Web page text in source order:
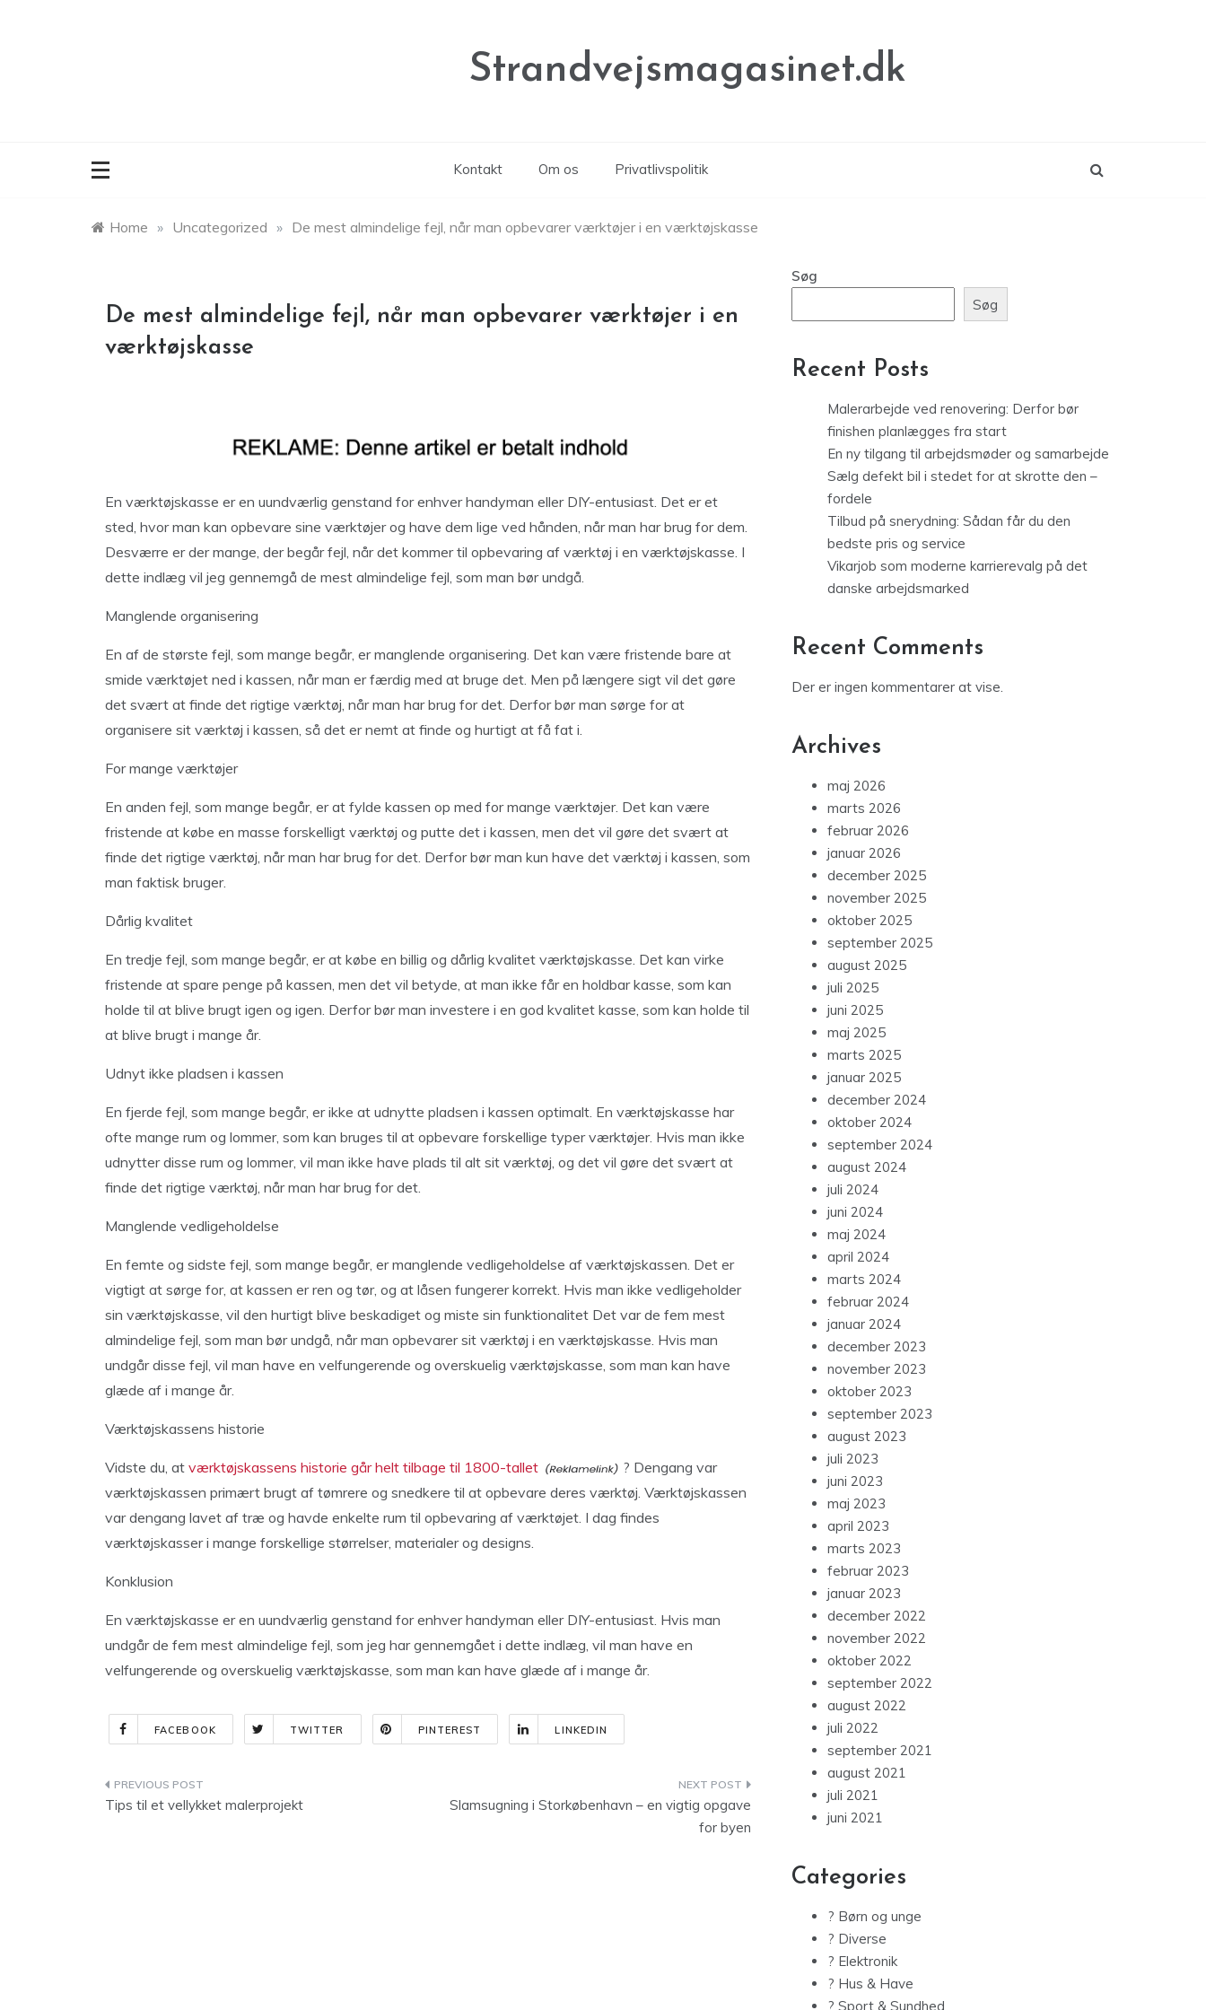
Strandvejsmagasinet.dk
Kontakt Om os Privatlivspolitik
Home » Uncategorized » De mest almindelige fejl, når man opbevarer værktøjer i en værktøjskasse
De mest almindelige fejl, når man opbevarer værktøjer i en
værktøjskasse
En værktøjskasse er en uundværlig genstand for enhver handyman eller DIY-entusiast. Det er et
sted, hvor man kan opbevare sine værktøjer og have dem lige ved hånden, når man har brug for dem.
Desværre er der mange, der begår fejl, når det kommer til opbevaring af værktøj i en værktøjskasse. I
dette indlæg vil jeg gennemgå de mest almindelige fejl, som man bør undgå.
Manglende organisering
En af de største fejl, som mange begår, er manglende organisering. Det kan være fristende bare at
smide værktøjet ned i kassen, når man er færdig med at bruge det. Men på længere sigt vil det gøre
det svært at finde det rigtige værktøj, når man har brug for det. Derfor bør man sørge for at
organisere sit værktøj i kassen, så det er nemt at finde og hurtigt at få fat i.
For mange værktøjer
En anden fejl, som mange begår, er at fylde kassen op med for mange værktøjer. Det kan være
fristende at købe en masse forskelligt værktøj og putte det i kassen, men det vil gøre det svært at
finde det rigtige værktøj, når man har brug for det. Derfor bør man kun have det værktøj i kassen, som
man faktisk bruger.
Dårlig kvalitet
En tredje fejl, som mange begår, er at købe en billig og dårlig kvalitet værktøjskasse. Det kan virke
fristende at spare penge på kassen, men det vil betyde, at man ikke får en holdbar kasse, som kan
holde til at blive brugt igen og igen. Derfor bør man investere i en god kvalitet kasse, som kan holde til
at blive brugt i mange år.
Udnyt ikke pladsen i kassen
En fjerde fejl, som mange begår, er ikke at udnytte pladsen i kassen optimalt. En værktøjskasse har
ofte mange rum og lommer, som kan bruges til at opbevare forskellige typer værktøjer. Hvis man ikke
udnytter disse rum og lommer, vil man ikke have plads til alt sit værktøj, og det vil gøre det svært at
finde det rigtige værktøj, når man har brug for det.
Manglende vedligeholdelse
En femte og sidste fejl, som mange begår, er manglende vedligeholdelse af værktøjskassen. Det er
vigtigt at sørge for, at kassen er ren og tør, og at låsen fungerer korrekt. Hvis man ikke vedligeholder
sin værktøjskasse, vil den hurtigt blive beskadiget og miste sin funktionalitet Det var de fem mest
almindelige fejl, som man bør undgå, når man opbevarer sit værktøj i en værktøjskasse. Hvis man
undgår disse fejl, vil man have en velfungerende og overskuelig værktøjskasse, som man kan have
glæde af i mange år.
Værktøjskassens historie
Vidste du, at værktøjskassens historie går helt tilbage til 1800-tallet
? Dengang var
værktøjskassen primært brugt af tømrere og snedkere til at opbevare deres værktøj. Værktøjskassen
var dengang lavet af træ og havde enkelte rum til opbevaring af værktøjet. I dag findes
værktøjskasser i mange forskellige størrelser, materialer og designs.
Konklusion
En værktøjskasse er en uundværlig genstand for enhver handyman eller DIY-entusiast. Hvis man
undgår de fem mest almindelige fejl, som jeg har gennemgået i dette indlæg, vil man have en
velfungerende og overskuelig værktøjskasse, som man kan have glæde af i mange år.
FACEBOOK TWITTER PINTEREST LINKEDIN
Indlægsnavigation
Tips til et vellykket malerprojekt
Slamsugning i Storkøbenhavn – en vigtig opgave
for byen
Søg
Søg
Recent Posts
Malerarbejde ved renovering: Derfor bør
finishen planlægges fra start
En ny tilgang til arbejdsmøder og samarbejde
Sælg defekt bil i stedet for at skrotte den –
fordele
Tilbud på snerydning: Sådan får du den
bedste pris og service
Vikarjob som moderne karrierevalg på det
danske arbejdsmarked
Recent Comments
Der er ingen kommentarer at vise.
Archives
maj 2026
marts 2026
februar 2026
januar 2026
december 2025
november 2025
oktober 2025
september 2025
august 2025
juli 2025
juni 2025
maj 2025
marts 2025
januar 2025
december 2024
oktober 2024
september 2024
august 2024
juli 2024
juni 2024
maj 2024
april 2024
marts 2024
februar 2024
januar 2024
december 2023
november 2023
oktober 2023
september 2023
august 2023
juli 2023
juni 2023
maj 2023
april 2023
marts 2023
februar 2023
januar 2023
december 2022
november 2022
oktober 2022
september 2022
august 2022
juli 2022
september 2021
august 2021
juli 2021
juni 2021
Categories
? Børn og unge
? Diverse
? Elektronik
? Hus & Have
? Sport & Sundhed